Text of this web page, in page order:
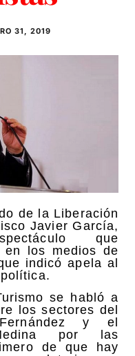
31, 2019
de la Liberación
Javier García,
que
en los medios de
indicó apela al
se habló a
los sectores del
y el
por las
de que hay